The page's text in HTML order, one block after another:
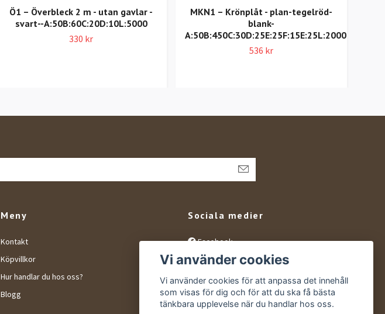
Ö1 – Överbleck 2 m - utan gavlar -
svart--A:50B:60C:20D:10L:5000
330 kr
MKN1 – Krönplåt - plan-tegelröd-
blank-
A:50B:450C:30D:25E:25F:15E:25L:2000
536 kr
Meny
Kontakt
Köpvillkor
Hur handlar du hos oss?
Blogg
Sociala medier
Facebook
Instagram
YouTube
Vi använder cookies
Vi använder cookies för att anpassa det innehåll
som visas för dig och för att du ska få bästa
tänkbara upplevelse när du handlar hos oss.